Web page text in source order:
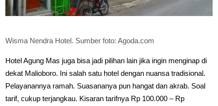
Wisma Nendra Hotel. Sumber foto: Agoda.com
Hotel Agung Mas juga bisa jadi pilihan lain jika ingin menginap di
dekat Malioboro. Ini salah satu hotel dengan nuansa tradisional.
Pelayanannya ramah. Suasananya pun hangat dan akrab. Soal
tarif, cukup terjangkau. Kisaran tarifnya Rp 100.000 – Rp